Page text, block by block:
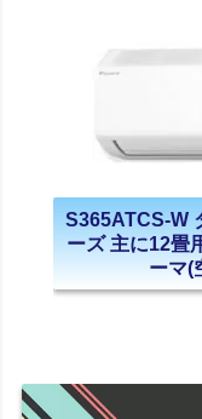
S365ATCS-W
ーズ 主に12畳
ーマ(